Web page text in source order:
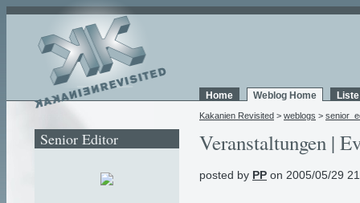
Home Weblog Home
Kakanien Revisited > weblogs >
Veranstaltungen |
posted by PP on 2005/05/29
Senior Editor